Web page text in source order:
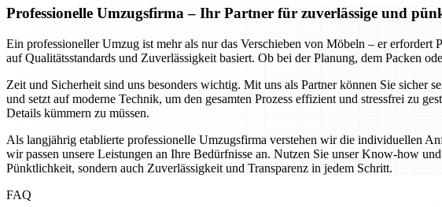
Professionelle Umzugsfirma – Ihr Partner für zuverlässige und
Ein professioneller Umzug ist mehr als nur das Verschieben von Möbeln – er
auf Qualitätsstandards und Zuverlässigkeit basiert. Ob bei der Planung, dem Packen
Zeit und Sicherheit sind uns besonders wichtig. Mit uns als Partner können Sie sicher
und setzt auf moderne Technik, um den gesamten Prozess effizient und stressfrei zu
Details kümmern zu müssen.
Als langjährig etablierte professionelle Umzugsfirma verstehen wir die individuellen
wir passen unsere Leistungen an Ihre Bedürfnisse an. Nutzen Sie unser Know-how
Pünktlichkeit, sondern auch Zuverlässigkeit und Transparenz in jedem Schritt.
FAQ